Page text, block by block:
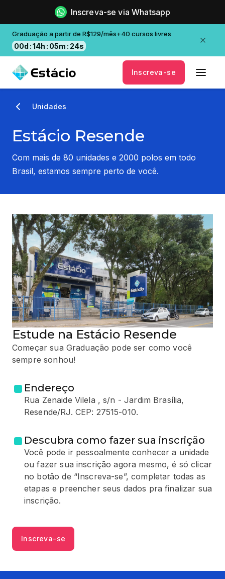
Inscreva-se via Whatsapp
Graduação a partir de R$129/mês+40 cursos livres
00d :14h : 05m : 23s
Inscreva-se
Unidades
Estácio Resende
Com mais de 80 unidades e 2000 polos em todo
Brasil, estamos sempre perto de você.
Estude na Estácio Resende
Começar sua Graduação pode ser como você
sempre sonhou!
Endereço
Rua Zenaide Vilela , s/n - Jardim Brasília,
Resende/RJ. CEP: 27515-010.
Descubra como fazer sua inscrição
Você pode ir pessoalmente conhecer a unidade
ou fazer sua inscrição agora mesmo, é só clicar
no botão de “Inscreva-se”, completar todas as
etapas e preencher seus dados pra finalizar sua
inscrição.
Inscreva-se